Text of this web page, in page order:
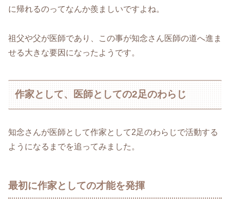
に帰れるのってなんか羨ましいですよね。
祖父や父が医師であり、この事が知念さん医師の道へ進ま
せる大きな要因になったようです。
作家として、医師としての2足のわらじ
知念さんが医師として作家として2足のわらじで活動する
ようになるまでを追ってみました。
最初に作家としての才能を発揮